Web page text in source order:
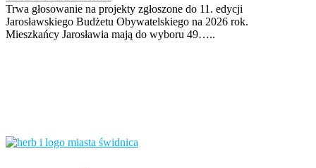
Trwa głosowanie na projekty zgłoszone do 11. edycji
Jarosławskiego Budżetu Obywatelskiego na 2026 rok.
Mieszkańcy Jarosławia mają do wyboru 49…..